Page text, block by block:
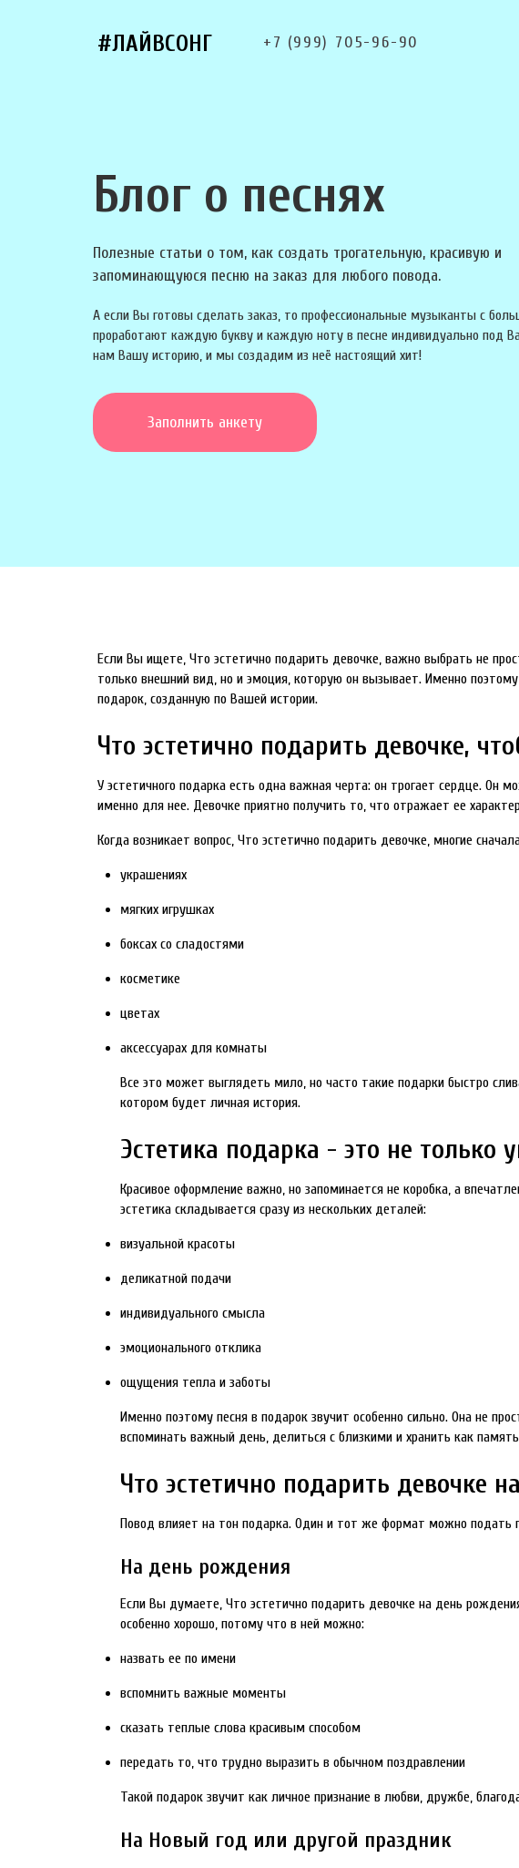
#ЛАЙВСОНГ +7 (999) 705-96-90
Блог о песнях
Полезные статьи о том, как создать трогательную, красивую и
запоминающуюся песню на заказ для любого повода.
А если Вы готовы сделать заказ, то профессиональные музыканты с
проработают каждую букву и каждую ноту в песне индивидуально под
нам Вашу историю, и мы создадим из неё настоящий хит!
Заполнить анкету
Если Вы ищете, Что эстетично подарить девочке, важно выбрать не
только внешний вид, но и эмоция, которую он вызывает. Именно
подарок, созданную по Вашей истории.
Что эстетично подарить девочке,
У эстетичного подарка есть одна важная черта: он трогает сердце.
именно для нее. Девочке приятно получить то, что отражает ее
Когда возникает вопрос, Что эстетично подарить девочке, многие
украшениях
мягких игрушках
боксах со сладостями
косметике
цветах
аксессуарах для комнаты
Все это может выглядеть мило, но часто такие подарки быстро
котором будет личная история.
Эстетика подарка - это не только
Красивое оформление важно, но запоминается не коробка, а
эстетика складывается сразу из нескольких деталей:
визуальной красоты
деликатной подачи
индивидуального смысла
эмоционального отклика
ощущения тепла и заботы
Именно поэтому песня в подарок звучит особенно сильно. Она не
вспоминать важный день, делиться с близкими и хранить как
Что эстетично подарить девочке
Повод влияет на тон подарка. Один и тот же формат можно подать
На день рождения
Если Вы думаете, Что эстетично подарить девочке на день
особенно хорошо, потому что в ней можно:
назвать ее по имени
вспомнить важные моменты
сказать теплые слова красивым способом
передать то, что трудно выразить в обычном поздравлении
Такой подарок звучит как личное признание в любви, дружбе,
На Новый год или другой праздник